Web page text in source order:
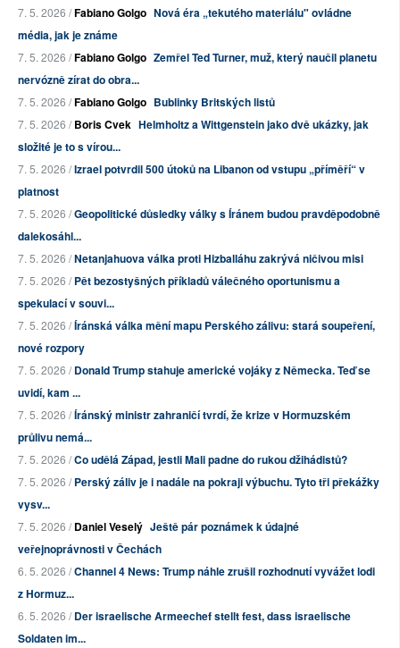
7. 5. 2026 /Fabiano Golgo Nová éra „tekutého materiálu" ovládne
média, jak je známe
7. 5. 2026 /Fabiano Golgo Zemřel Ted Turner, muž, který naučil planetu
nervózně zírat do obra...
7. 5. 2026 /Fabiano Golgo Bublinky Britských listů
7. 5. 2026 /Boris Cvek Helmholtz a Wittgenstein jako dvě ukázky, jak
složité je to s vírou...
7. 5. 2026 /Izrael potvrdil 500 útoků na Libanon od vstupu „příměří“ v
platnost
7. 5. 2026 /Geopolitické důsledky války s Íránem budou pravděpodobně
dalekosáhl...
7. 5. 2026 /Netanjahuova válka proti Hizballáhu zakrývá ničivou misi
7. 5. 2026 /Pět bezostyšných příkladů válečného oportunismu a
spekulací v souvi...
7. 5. 2026 /Íránská válka mění mapu Perského zálivu: stará soupeření,
nové rozpory
7. 5. 2026 /Donald Trump stahuje americké vojáky z Německa. Teď se
uvidí, kam ...
7. 5. 2026 /Íránský ministr zahraničí tvrdí, že krize v Hormuzském
průlivu nemá...
7. 5. 2026 /Co udělá Západ, jestli Mali padne do rukou džihádistů?
7. 5. 2026 /Perský záliv je i nadále na pokraji výbuchu. Tyto tři překážky
vysv...
7. 5. 2026 /Daniel Veselý Ještě pár poznámek k údajné
veřejnoprávnosti v Čechách
6. 5. 2026 /Channel 4 News: Trump náhle zrušil rozhodnutí vyvážet lodi
z Hormuz...
6. 5. 2026 /Der israelische Armeechef stellt fest, dass israelische
Soldaten im...